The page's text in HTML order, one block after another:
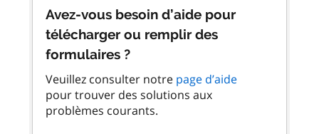
Avez-vous besoin d’aide pour
télécharger ou remplir des
formulaires ?
Veuillez consulter notre page d’aide
pour trouver des solutions aux
problèmes courants.